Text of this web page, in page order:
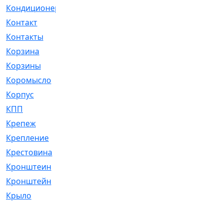
Кондиционер
Контакт
Контакты
Корзина
Корзины
Коромысло
Корпус
КПП
Крепеж
Крепление
Крестовина
Кронштеин
Кронштейн
Крыло